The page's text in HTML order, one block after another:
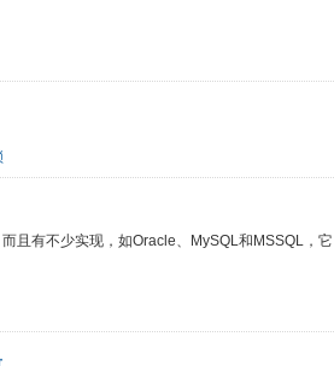
且有不少实现，如Oracle、MySQL和MSSQL，它